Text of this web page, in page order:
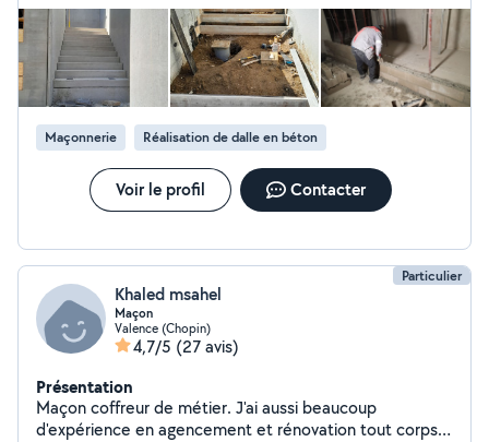
Maçonnerie Réalisation de dalle en béton
Voir le profil Contacter
Particulier
Khaled msahel
Maçon
Valence (Chopin)
4,7/5 (27 avis)
Présentation
Maçon coffreur de métier. J'ai aussi beaucoup
d'expérience en agencement et rénovation tout corps